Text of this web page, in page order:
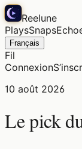
Reelune
PlaysSnaps
Français
Fil
Connexion
10 août 2026
Le pick